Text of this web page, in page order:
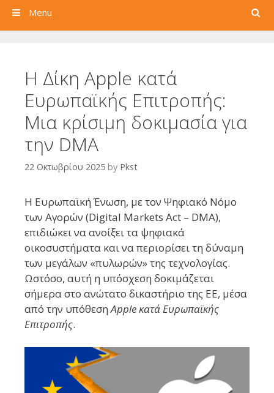
Search
Menu
Η Δίκη Apple κατά
Ευρωπαϊκής Επιτροπής:
Μια κρίσιμη δοκιμασία για
την DMA
22 Οκτωβρίου 2025 by Pkst
Η Ευρωπαϊκή Ένωση, με τον Ψηφιακό Νόμο
των Αγορών (Digital Markets Act – DMA),
επιδιώκει να ανοίξει τα ψηφιακά
οικοσυστήματα και να περιορίσει τη δύναμη
των μεγάλων «πυλωρών» της τεχνολογίας.
Ωστόσο, αυτή η υπόσχεση δοκιμάζεται
σήμερα στο ανώτατο δικαστήριο της ΕΕ, μέσα
από την υπόθεσηApple κατά Ευρωπαϊκής
Επιτροπής.